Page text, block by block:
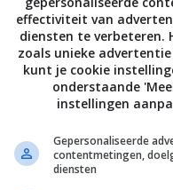
effectiviteit van
diensten te verbeteren.
zoals unieke advertentie
kunt je cookie
onderstaande
instellingen
Gepersonaliseerde
contentmetingen,
diensten